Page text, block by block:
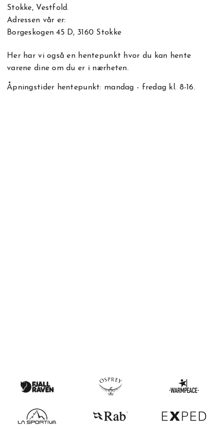
Stokke, Vestfold.
Adressen vår er:
Borgeskogen 45 D, 3160 Stokke
Her har vi også en hentepunkt hvor du kan hente
varene dine om du er i nærheten.
Åpningstider hentepunkt: mandag - fredag kl. 8-16.